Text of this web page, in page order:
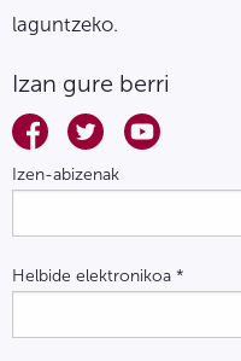
laguntzeko.
Izan gure berri
Izen-abizenak
Helbide elektronikoa *